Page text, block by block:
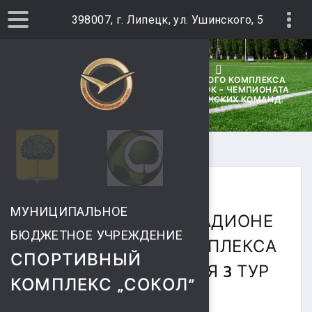
398007, г. Липецк, ул. Ушинского, 5
МУНИЦИПАЛЬНОЕ
БЮДЖЕТНОЕ УЧРЕЖДЕНИЕ
СПОРТИВНЫЙ
КОМПЛЕКС „СОКОЛ“
ГЛАВНАЯ
17-18 АПРЕЛЯ НА СТАДИОНЕ СПОРТИВНОГО КОМПЛЕКСА
"СОКОЛ" СОСТОЯЛСЯ 3 ТУР "ЛИГА СТАВОК - ЧЕМПИОНАТА
ВЫСШЕЙ ЛИГИ ПО РЕГБИ-7" СРЕДИ МУЖСКИХ КОМАНД.
17-18 АПРЕЛЯ НА СТАДИОНЕ
СПОРТИВНОГО КОМПЛЕКСА
"СОКОЛ" СОСТОЯЛСЯ 3 ТУР
"ЛИГА СТАВОК -